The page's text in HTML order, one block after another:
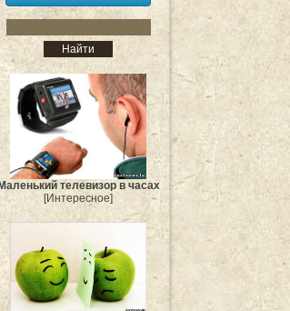
телевизор в часах
[Интересное]